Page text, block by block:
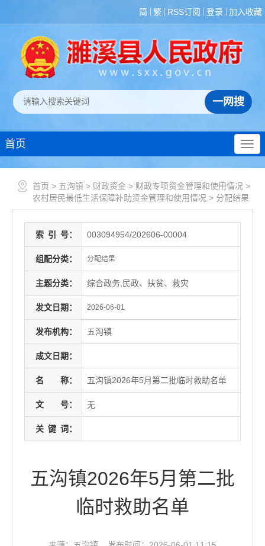
简 繁 RSS订阅 登录 加入收藏
首页
首页 > 五沟镇 > 财政资金 > 财政专项资金管理和使用情况 >
农村居民最低生活保障补助资金管理和使用情况 > 分配结果
索 引 号： 003094954/202606-00004
组配分类： 分配结果
主题分类： 综合政务,民政、扶贫、救灾
发文日期： 2026-06-01
发布机构： 五沟镇
成文日期：
名 称： 五沟镇2026年5月第二批临时救助名单
文 号： 无
关 键 词：
五沟镇2026年5月第二批
临时救助名单